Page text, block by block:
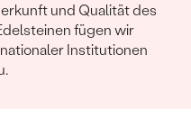
und Qualität des
fügen wir
Institutionen